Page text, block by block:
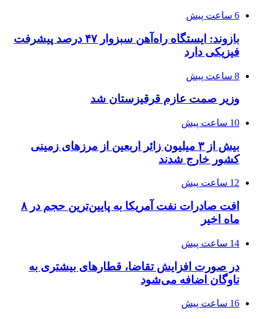
6 ساعت پیش
بازوند: ایستگاه راه‌آهن سبزوار ۴۷ درصد پیشرفت
فیزیکی دارد
8 ساعت پیش
وزیر صمت عازم قرقیزستان شد
10 ساعت پیش
بیش از ۳ میلیون زائر اربعین از مرزهای زمینی
کشور خارج شدند
12 ساعت پیش
افت صادرات نفت آمریکا به پایین‌ترین حجم در ۸
ماه اخیر
14 ساعت پیش
در صورت افزایش تقاضا، قطارهای بیشتری به
ناوگان اضافه می‌شود
16 ساعت پیش